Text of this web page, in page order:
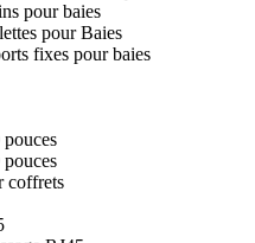
pour baies
pour Baies
fixes pour baies
coffrets